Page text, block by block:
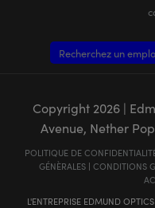
Recherchez un
Copyright 2026|
Avenue, Nether
POLITIQUE DE
GÉNÈRALES| CONDITIONS
L'ENTREPRISE EDMUND